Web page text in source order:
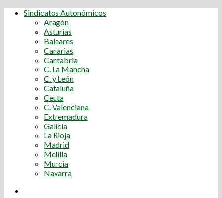
Sindicatos Autonómicos
Aragón
Asturias
Baleares
Canarias
Cantabria
C. La Mancha
C. y León
Cataluña
Ceuta
C. Valenciana
Extremadura
Galicia
La Rioja
Madrid
Melilla
Murcia
Navarra